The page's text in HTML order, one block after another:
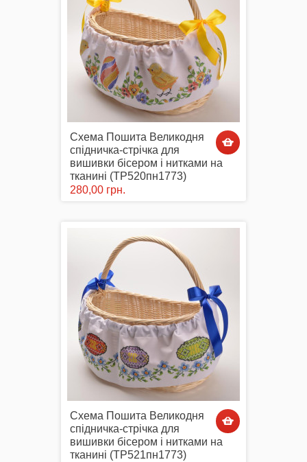
Схема Пошита Великодня
спідничка-стрічка для
вишивки бісером і нитками на
тканині (ТР520пн1773)
280,00 грн.
Схема Пошита Великодня
спідничка-стрічка для
вишивки бісером і нитками на
тканині (ТР521пн1773)